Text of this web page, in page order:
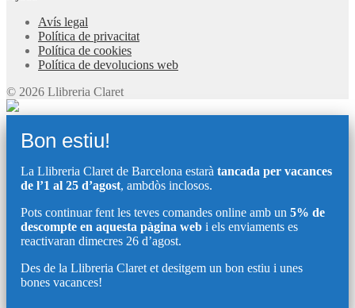
Avís legal
Política de privacitat
Política de cookies
Política de devolucions web
© 2026 Llibreria Claret
Bon estiu!
La Llibreria Claret de Barcelona estarà tancada per vacances
de l’1 al 25 d’agost, ambdòs inclosos.
Pots continuar fent les teves comandes online amb un 5% de
descompte en aquesta pàgina web i els enviaments es
reactivaran dimecres 26 d’agost.
Des de la Llibreria Claret et desitgem un bon estiu i unes
bones vacances!